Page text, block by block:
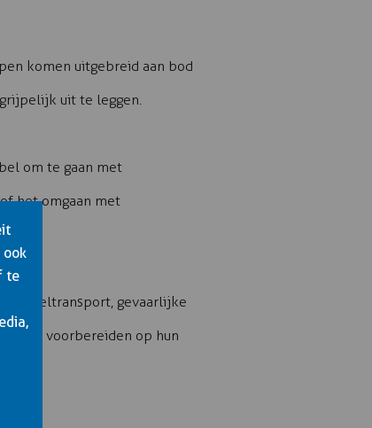
komen uitgebreid aan bod
uit te leggen.
om te gaan met
het omgaan met
koeltransport, gevaarlijke
kan voorbereiden op hun
ook
te